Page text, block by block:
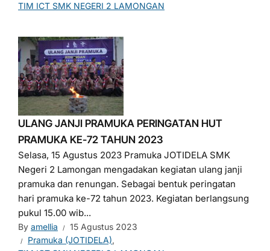
TIM ICT SMK NEGERI 2 LAMONGAN
ULANG JANJI PRAMUKA PERINGATAN HUT
PRAMUKA KE-72 TAHUN 2023
Selasa, 15 Agustus 2023 Pramuka JOTIDELA SMK
Negeri 2 Lamongan mengadakan kegiatan ulang janji
pramuka dan renungan. Sebagai bentuk peringatan
hari pramuka ke-72 tahun 2023. Kegiatan berlangsung
pukul 15.00 wib...
By amellia
15 Agustus 2023
Pramuka (JOTIDELA),